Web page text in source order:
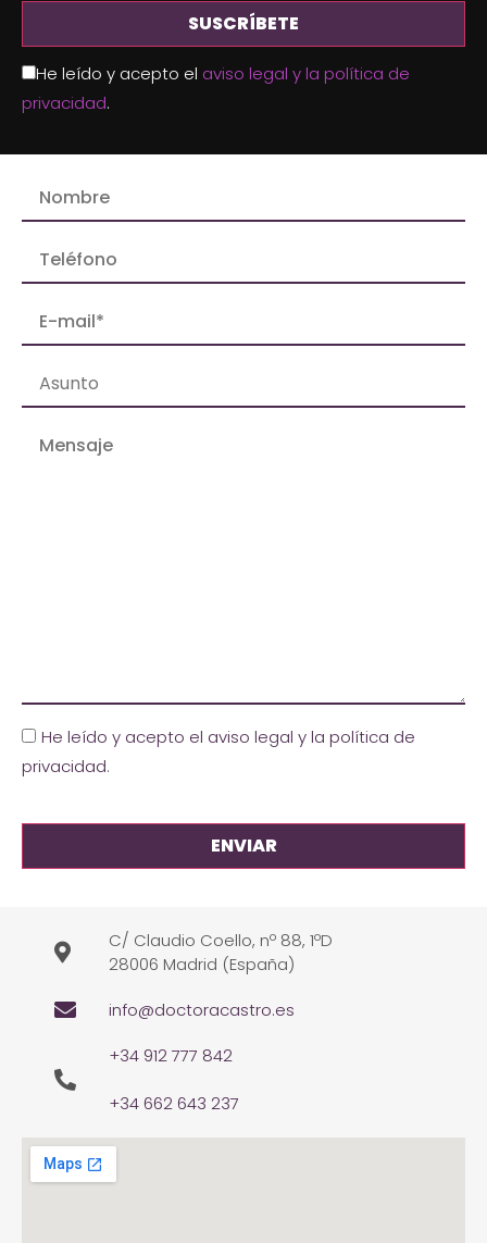
He leído y acepto el aviso legal y la política de
privacidad.
He leído y acepto el aviso legal y la política de
privacidad.
C/ Claudio Coello, nº 88, 1ºD
28006 Madrid (España)
info@doctoracastro.es
+34 912 777 842
+34 662 643 237